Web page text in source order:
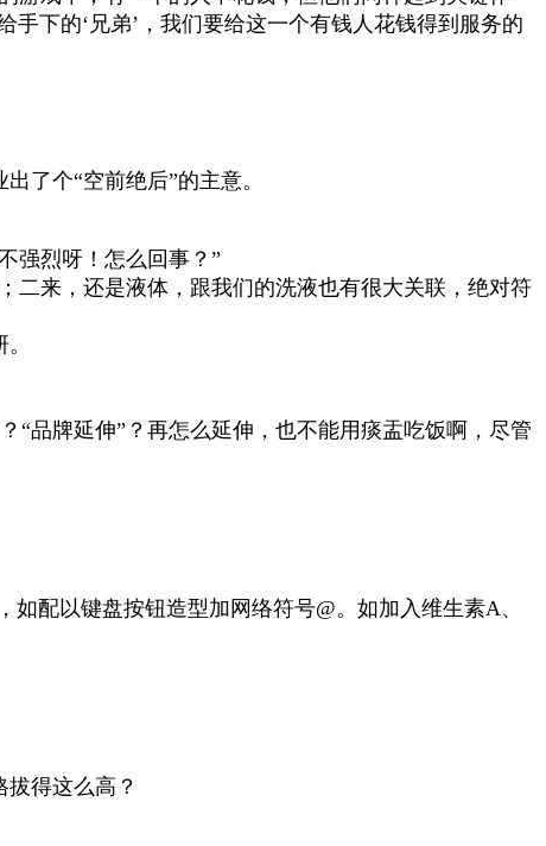
手下的‘ 兄弟’ ，我们要给这一个有钱人花钱得到服务的
了个“空前绝后”的主意。
强烈呀！怎么回事？”
二来，还是液体，跟我们的洗液也有很大关联，绝对符
“品牌延伸”？再怎么延伸，也不能用痰盂吃饭啊，尽管
如配以键盘按钮造型加网络符号@。如加入维生素A、
得这么高？